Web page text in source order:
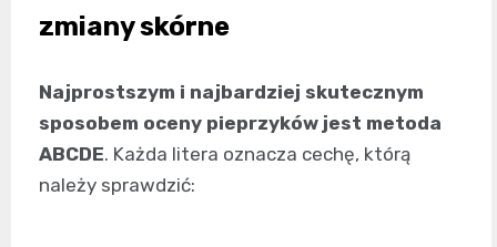
zmiany skórne
Najprostszym i najbardziej skutecznym
sposobem oceny pieprzyków jest metoda
ABCDE. Każda litera oznacza cechę, którą
należy sprawdzić: